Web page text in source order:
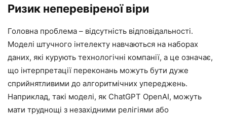
Ризик неперевіреної віри
Головна проблема – відсутність відповідальності.
Моделі штучного інтелекту навчаються на наборах
даних, які курують технологічні компанії, а це означає,
що інтерпретації переконань можуть бути дуже
сприйнятливими до алгоритмічних упереджень.
Наприклад, такі моделі, як ChatGPT OpenAI, можуть
мати труднощі з незахідними релігіями або